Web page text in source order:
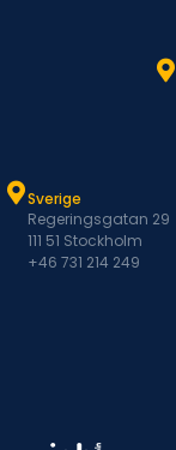
Sverige
Regeringsgatan 29
111 51 Stockholm
+46 731 214 249